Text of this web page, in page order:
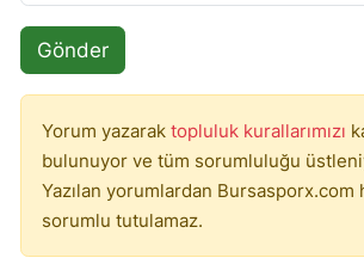
Gönder
Yorum yazarak topluluk kurallarımızı
bulunuyor ve tüm sorumluluğu
Yazılan yorumlardan
sorumlu tutulamaz.